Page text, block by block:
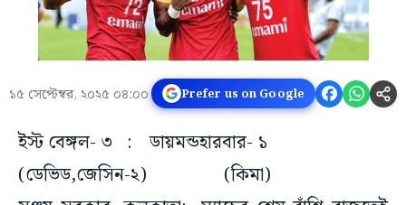
১৫ সেপ্টেম্বর, ২০২৫ ০৪:০০ Prefer us on Google
ইস্ট বেঙ্গল- ৩ : ডায়মন্ডহারবার- ১
(ডেভিড,জেসিন-২) (কিমা)